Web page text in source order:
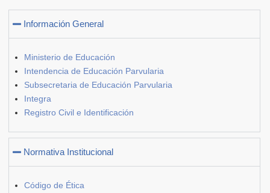
Información General
Ministerio de Educación
Intendencia de Educación Parvularia
Subsecretaria de Educación Parvularia
Integra
Registro Civil e Identificación
Normativa Institucional
Código de Ética